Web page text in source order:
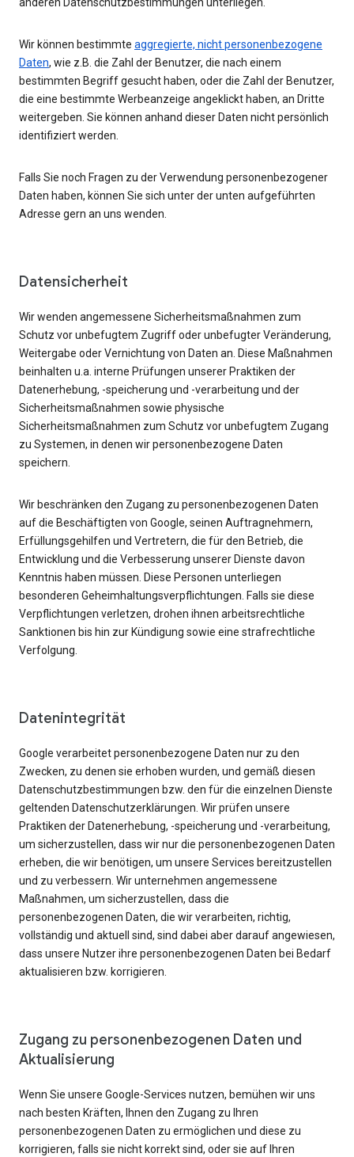
Wir können bestimmte aggregierte, nicht personenbezogene
Daten, wie z.B. die Zahl der Benutzer, die nach einem
bestimmten Begriff gesucht haben, oder die Zahl der Benutzer,
die eine bestimmte Werbeanzeige angeklickt haben, an Dritte
weitergeben. Sie können anhand dieser Daten nicht persönlich
identifiziert werden.
Falls Sie noch Fragen zu der Verwendung personenbezogener
Daten haben, können Sie sich unter der unten aufgeführten
Adresse gern an uns wenden.
Datensicherheit
Wir wenden angemessene Sicherheitsmaßnahmen zum
Schutz vor unbefugtem Zugriff oder unbefugter Veränderung,
Weitergabe oder Vernichtung von Daten an. Diese Maßnahmen
beinhalten u.a. interne Prüfungen unserer Praktiken der
Datenerhebung, -speicherung und -verarbeitung und der
Sicherheitsmaßnahmen sowie physische
Sicherheitsmaßnahmen zum Schutz vor unbefugtem Zugang
zu Systemen, in denen wir personenbezogene Daten
speichern.
Wir beschränken den Zugang zu personenbezogenen Daten
auf die Beschäftigten von Google, seinen Auftragnehmern,
Erfüllungsgehilfen und Vertretern, die für den Betrieb, die
Entwicklung und die Verbesserung unserer Dienste davon
Kenntnis haben müssen. Diese Personen unterliegen
besonderen Geheimhaltungsverpflichtungen. Falls sie diese
Verpflichtungen verletzen, drohen ihnen arbeitsrechtliche
Sanktionen bis hin zur Kündigung sowie eine strafrechtliche
Verfolgung.
Datenintegrität
Google verarbeitet personenbezogene Daten nur zu den
Zwecken, zu denen sie erhoben wurden, und gemäß diesen
Datenschutzbestimmungen bzw. den für die einzelnen Dienste
geltenden Datenschutzerklärungen. Wir prüfen unsere
Praktiken der Datenerhebung, -speicherung und -verarbeitung,
um sicherzustellen, dass wir nur die personenbezogenen Daten
erheben, die wir benötigen, um unsere Services bereitzustellen
und zu verbessern. Wir unternehmen angemessene
Maßnahmen, um sicherzustellen, dass die
personenbezogenen Daten, die wir verarbeiten, richtig,
vollständig und aktuell sind, sind dabei aber darauf angewiesen,
dass unsere Nutzer ihre personenbezogenen Daten bei Bedarf
aktualisieren bzw. korrigieren.
Zugang zu personenbezogenen Daten und
Aktualisierung
Wenn Sie unsere Google-Services nutzen, bemühen wir uns
nach besten Kräften, Ihnen den Zugang zu Ihren
personenbezogenen Daten zu ermöglichen und diese zu
korrigieren, falls sie nicht korrekt sind, oder sie auf Ihren